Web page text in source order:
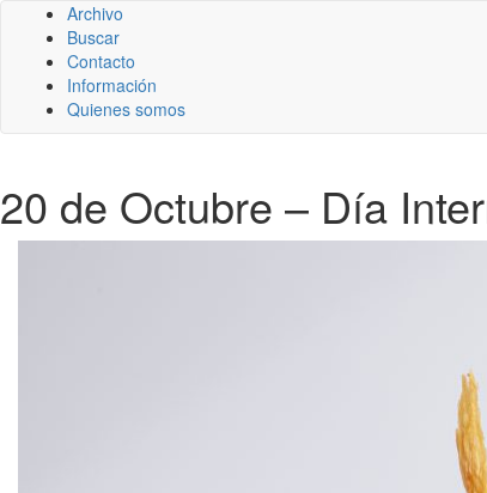
Archivo
Buscar
Contacto
Información
Quienes somos
20 de Octubre – Día